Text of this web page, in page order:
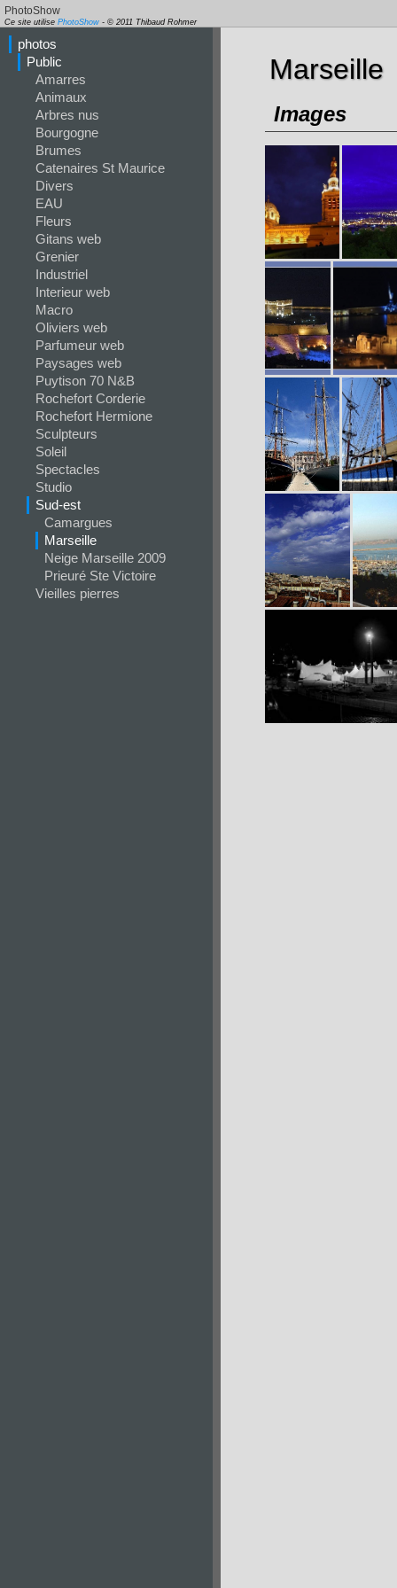
PhotoShow
Ce site utilise PhotoShow - © 2011 Thibaud Rohmer
photos
Public
Amarres
Animaux
Arbres nus
Bourgogne
Brumes
Catenaires St Maurice
Divers
EAU
Fleurs
Gitans web
Grenier
Industriel
Interieur web
Macro
Oliviers web
Parfumeur web
Paysages web
Puytison 70 N&B
Rochefort Corderie
Rochefort Hermione
Sculpteurs
Soleil
Spectacles
Studio
Sud-est
Camargues
Marseille
Neige Marseille 2009
Prieuré Ste Victoire
Vieilles pierres
Marseille
Images